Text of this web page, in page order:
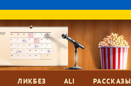
ЛИКБЕЗ ALI РАССКАЗЫ